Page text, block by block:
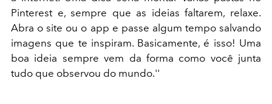
Pinterest e, sempre que as ideias faltarem, relaxe.
Abra o site ou o app e passe algum tempo salvando
imagens que te inspiram. Basicamente, é isso! Uma
boa ideia sempre vem da forma como você junta
tudo que observou do mundo.''